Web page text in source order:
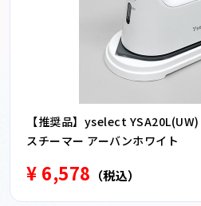
【推奨品】yselect
スチーマー アーバンホワイト
¥ 6,578 （税込）